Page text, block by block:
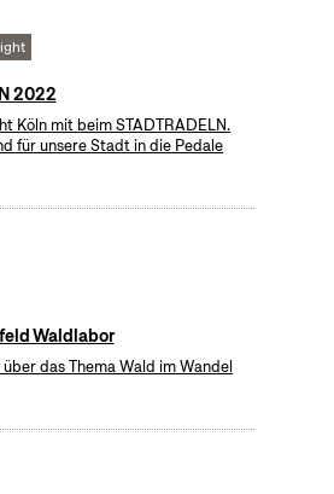
2022
Köln mit beim STADTRADELN.
für unsere Stadt in die Pedale
Waldlabor
das Thema Wald im Wandel